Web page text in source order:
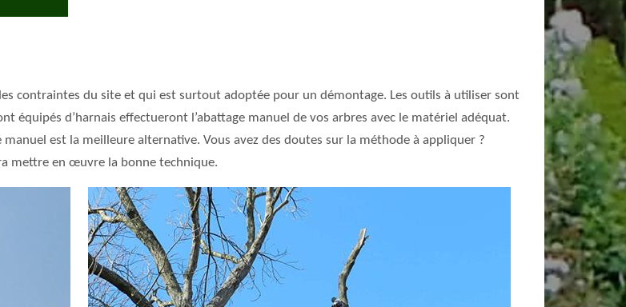
contraintes du site et qui est surtout adoptée pour un démontage. Les outils à utiliser sont
équipés d’harnais effectueront l’abattage manuel de vos arbres avec le matériel adéquat.
manuel est la meilleure alternative. Vous avez des doutes sur la méthode à appliquer ?
mettre en œuvre la bonne technique.